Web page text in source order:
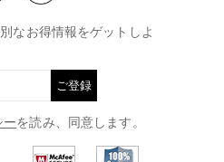
なお得情報をゲットしよ
ご登録
ーを読み、同意します。